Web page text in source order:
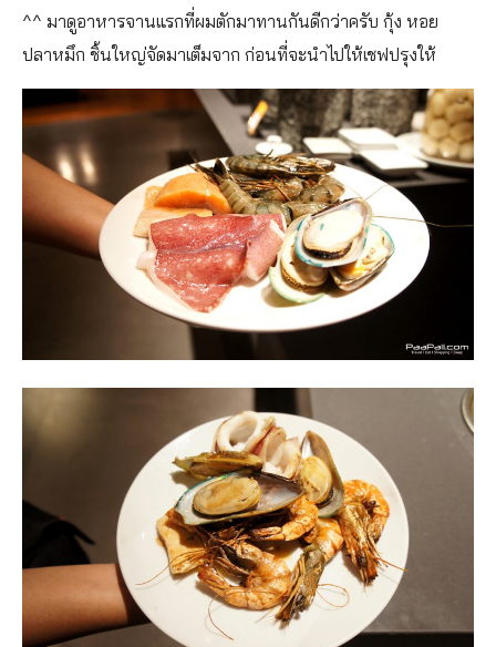
^^ มาดูอาหารจานแรกที่ผมตักมาทานกันดีกว่าครับ กุ้ง หอย
ปลาหมึก ชิ้นใหญ่จัดมาเต็มจาก ก่อนที่จะนำไปให้เชฟปรุงให้